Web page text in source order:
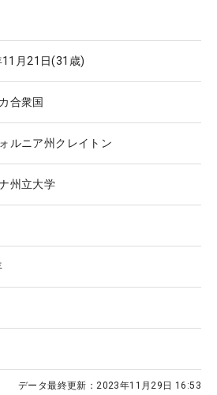
月21日(31歳)
合衆国
ルニア州クレイトン
州立大学
データ最終更新：2023年11月29日 16:53